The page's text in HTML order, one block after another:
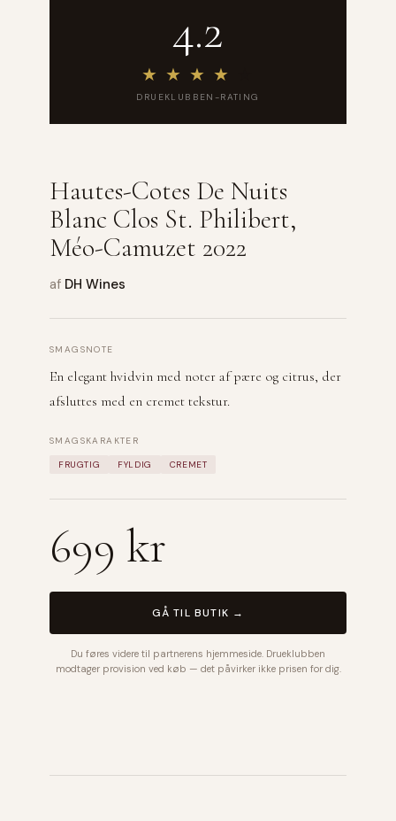
4.2
★ ★ ★ ★
DRUEKLUBBEN-RATING
Hautes-Cotes De Nuits
Blanc Clos St. Philibert,
Méo-Camuzet 2022
af DH Wines
SMAGSNOTE
En elegant hvidvin med noter af pære og citrus, der
afsluttes med en cremet tekstur.
SMAGSKARAKTER
FRUGTIG FYLDIG CREMET
699 kr
GÅ TIL BUTIK →
Du føres videre til partnerens hjemmeside. Drueklubben
modtager provision ved køb — det påvirker ikke prisen for dig.